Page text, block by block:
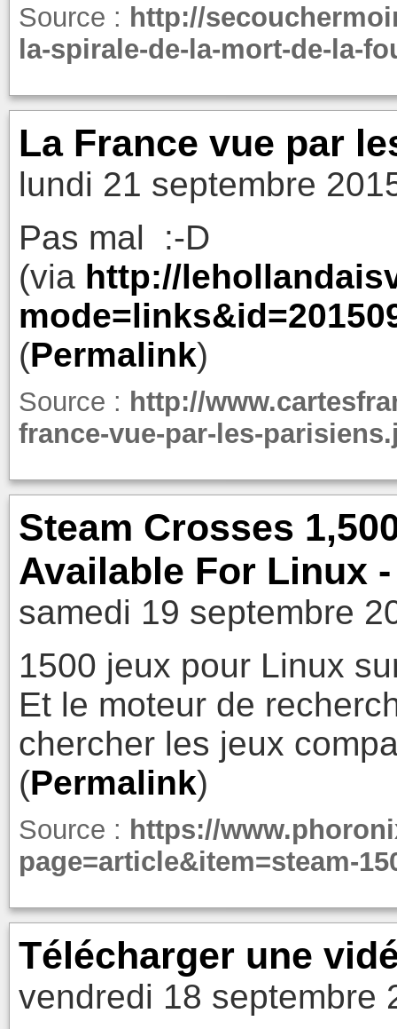
Source : http://
la-spirale-de-la-mort-de-la-
La France vue par
lundi 21 septembre
Pas mal :-D
(via http://
(Permalink)
Source : http://
france-vue-par-les-
Steam Crosses
Available For Linux
samedi 19 septembre
1500 jeux pour Linux
Et le moteur de
chercher les jeux
(Permalink)
Source : https://
page=article&item=steam-
Télécharger une
vendredi 18 septembre